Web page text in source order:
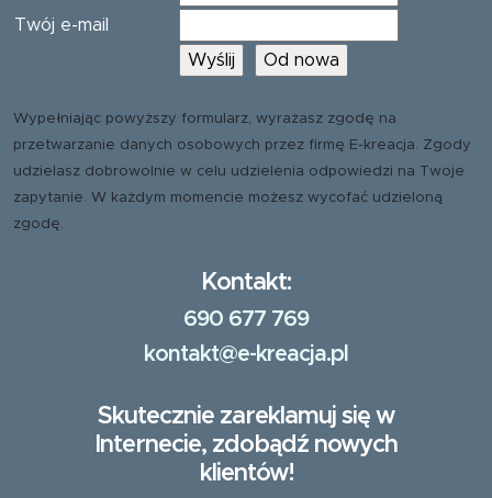
Twój e-mail
Wypełniając powyższy formularz, wyrażasz zgodę na
przetwarzanie danych osobowych przez firmę E-kreacja. Zgody
udzielasz dobrowolnie w celu udzielenia odpowiedzi na Twoje
zapytanie. W każdym momencie możesz wycofać udzieloną
zgodę.
Kontakt:
690 677 769
kontakt@e-kreacja.pl
Skutecznie zareklamuj się w
Internecie, zdobądź nowych
klientów!